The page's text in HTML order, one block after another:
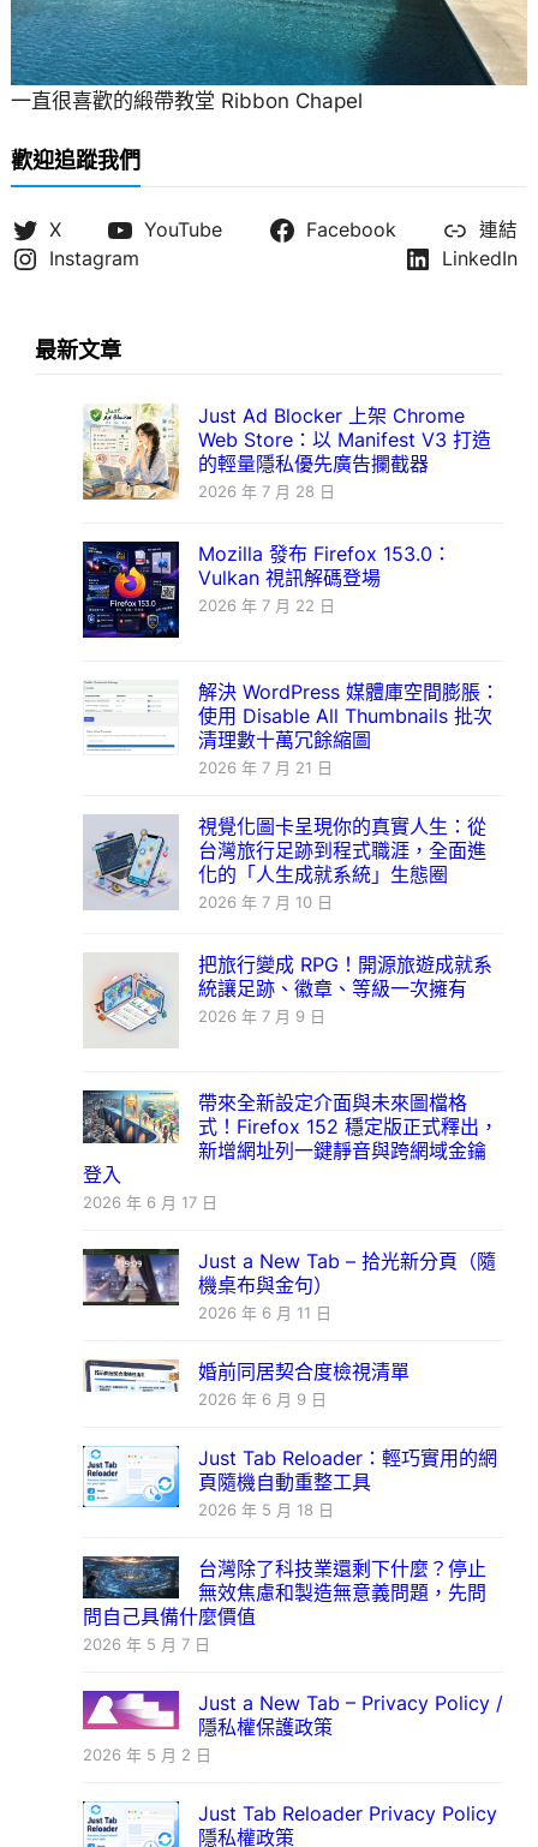
一直很喜歡的緞帶教堂 Ribbon Chapel
歡迎追蹤我們
X YouTube Facebook
連結
Instagram
LinkedIn
最新文章
Just Ad Blocker 上架 Chrome
Web Store：以 Manifest V3 打造
的輕量隱私優先廣告攔截器
2026 年 7 月 28 日
Mozilla 發布 Firefox 153.0：
Vulkan 視訊解碼登場
2026 年 7 月 22 日
解決 WordPress 媒體庫空間膨脹：
使用 Disable All Thumbnails 批次
清理數十萬冗餘縮圖
2026 年 7 月 21 日
視覺化圖卡呈現你的真實人生：從
台灣旅行足跡到程式職涯，全面進
化的「人生成就系統」生態圈
2026 年 7 月 10 日
把旅行變成 RPG！開源旅遊成就系
統讓足跡、徽章、等級一次擁有
2026 年 7 月 9 日
帶來全新設定介面與未來圖檔格
式！Firefox 152 穩定版正式釋出，
新增網址列一鍵靜音與跨網域金鑰
登入
2026 年 6 月 17 日
Just a New Tab – 拾光新分頁（隨
機桌布與金句）
2026 年 6 月 11 日
婚前同居契合度檢視清單
2026 年 6 月 9 日
Just Tab Reloader：輕巧實用的網
頁隨機自動重整工具
2026 年 5 月 18 日
台灣除了科技業還剩下什麼？停止
無效焦慮和製造無意義問題，先問
問自己具備什麼價值
2026 年 5 月 7 日
Just a New Tab – Privacy Policy /
隱私權保護政策
2026 年 5 月 2 日
Just Tab Reloader Privacy Policy
隱私權政策